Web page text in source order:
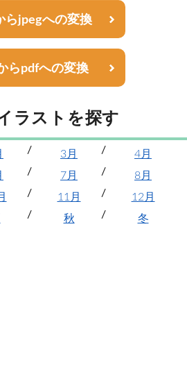
らjpegへの変換
らpdfへの変換
ラストを探す
3月
4月
7月
8月
11月
12月
秋 冬